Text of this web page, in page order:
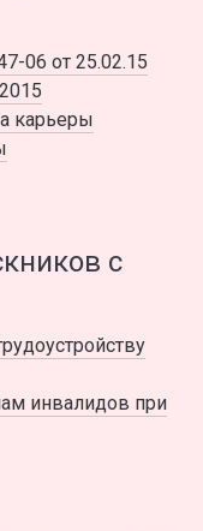
06 от 25.02.15
карьеры
с
инвалидов при